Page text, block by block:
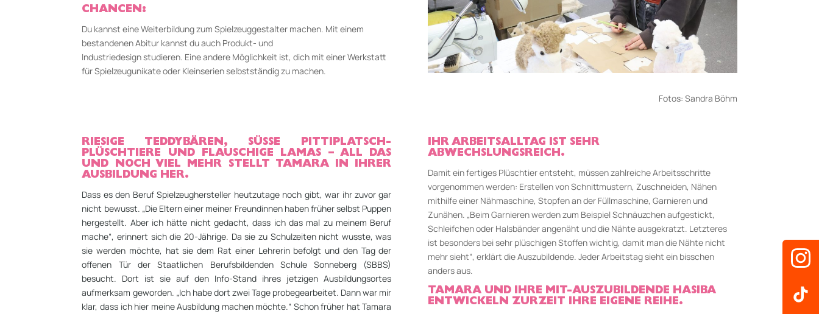
CHANCEN:
Du kannst eine Weiterbildung zum Spielzeuggestalter machen. Mit einem
bestandenen Abitur kannst du auch Produkt- und
Industriedesign studieren. Eine andere Möglichkeit ist, dich mit einer Werkstatt
für Spielzeugunikate oder Kleinserien selbstständig zu machen.
Fotos: Sandra Böhm
RIESIGE TEDDYBÄREN, SÜSSE PITTIPLATSCH-P
LÜSCHTIERE UND FLAUSCHIGE LAMAS – ALL DAS U
ND NOCH VIEL MEHR STELLT TAMARA IN IHRER A
USBILDUNG HER.
Dass es den Beruf Spielzeughersteller heutzutage noch gibt, war ihr zuvor gar
nicht bewusst. „Die Eltern einer meiner Freundinnen haben früher selbst Puppen
hergestellt. Aber ich hätte nicht gedacht, dass ich das mal zu meinem Beruf
mache“, erinnert sich die 20-Jährige. Da sie zu Schulzeiten nicht wusste, was
sie werden möchte, hat sie dem Rat einer Lehrerin befolgt und den Tag der
offenen Tür der Staatlichen Berufsbildenden Schule Sonneberg (SBBS)
besucht. Dort ist sie auf den Info-Stand ihres jetzigen Ausbildungsortes
aufmerksam geworden. „Ich habe dort zwei Tage probegearbeitet. Dann war mir
klar, dass ich hier meine Ausbildung machen möchte.“ Schon früher hat Tamara
IHR ARBEITSALLTAG IST SEHR
ABWECHSLUNGSREICH.
Damit ein fertiges Plüschtier entsteht, müssen zahlreiche Arbeitsschritte
vorgenommen werden: Erstellen von Schnittmustern, Zuschneiden, Nähen
mithilfe einer Nähmaschine, Stopfen an der Füllmaschine, Garnieren und
Zunähen. „Beim Garnieren werden zum Beispiel Schnäuzchen aufgestickt,
Schleifchen oder Halsbänder angenäht und die Nähte ausgekratzt. Letzteres
ist besonders bei sehr plüschigen Stoffen wichtig, damit man die Nähte nicht
mehr sieht“, erklärt die Auszubildende. Jeder Arbeitstag sieht ein bisschen
anders aus.
TAMARA UND IHRE MIT-AUSZUBILDENDE HASIBA
ENTWICKELN ZURZEIT IHRE EIGENE REIHE.